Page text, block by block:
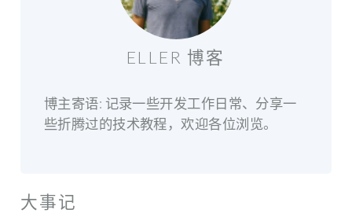
ELLER 博客
博主寄语: 记录一些开发工作日常、分享一
些折腾过的技术教程，欢迎各位浏览。
大事记